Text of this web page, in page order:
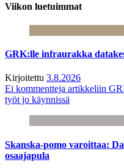
Viikon luetuimmat
GRK:lle infraurakka
Kirjoitettu 3.8.2026
Ei kommentteja artikkeliin
työt jo käynnissä
Skanska-pomo varoittaa:
osaajapula